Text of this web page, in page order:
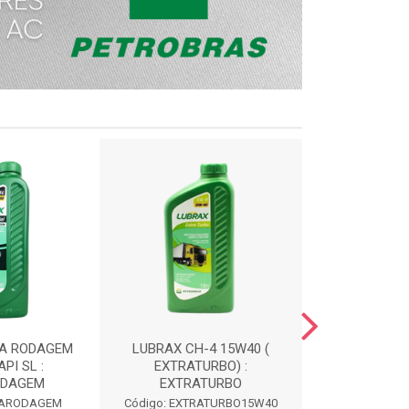
RODAGEM
SL :
LUBRAX CH-4 15W40 (
EXTRATURBO) :
EXTRATURBO
Código: EXTRATURBO15W40